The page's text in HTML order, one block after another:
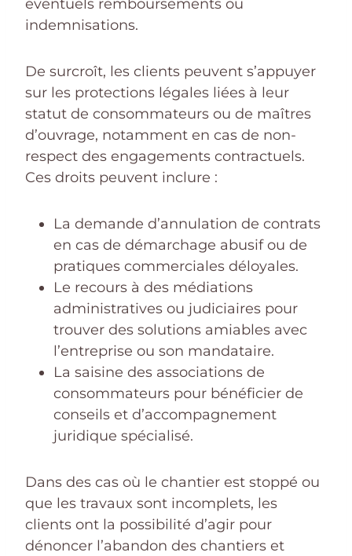
éventuels remboursements ou
indemnisations.
De surcroît, les clients peuvent s’appuyer
sur les protections légales liées à leur
statut de consommateurs ou de maîtres
d’ouvrage, notamment en cas de non-
respect des engagements contractuels.
Ces droits peuvent inclure :
La demande d’annulation de contrats
en cas de démarchage abusif ou de
pratiques commerciales déloyales.
Le recours à des médiations
administratives ou judiciaires pour
trouver des solutions amiables avec
l’entreprise ou son mandataire.
La saisine des associations de
consommateurs pour bénéficier de
conseils et d’accompagnement
juridique spécialisé.
Dans des cas où le chantier est stoppé ou
que les travaux sont incomplets, les
clients ont la possibilité d’agir pour
dénoncer l’abandon des chantiers et